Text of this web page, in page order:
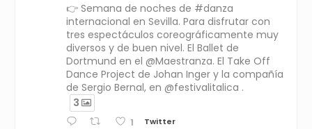
👉 Semana de noches de #danza
internacional en Sevilla. Para disfrutar con
tres espectáculos coreográficamente muy
diversos y de buen nivel. El Ballet de
Dortmund en el @Maestranza. El Take Off
Dance Project de Johan Inger y la compañía
de Sergio Bernal, en @festivalitalica .
3
1 Twitter